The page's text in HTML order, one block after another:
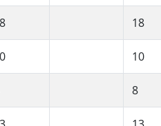
18
10
8